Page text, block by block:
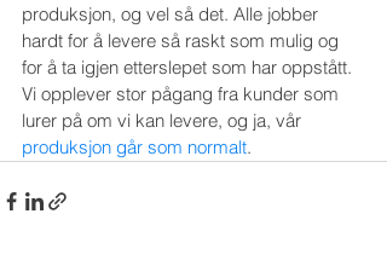
produksjon, og vel så det. Alle jobber
hardt for å levere så raskt som mulig og
for å ta igjen etterslepet som har oppstått.
Vi opplever stor pågang fra kunder som
lurer på om vi kan levere, og ja, vår
produksjon går som normalt.